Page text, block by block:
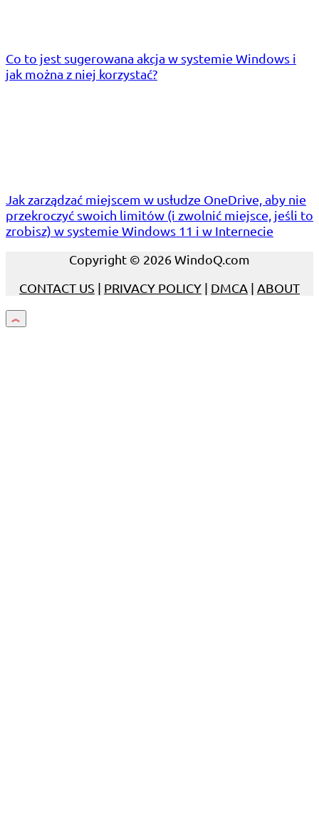
Co to jest sugerowana akcja w systemie Windows i
jak można z niej korzystać?
Jak zarządzać miejscem w usłudze OneDrive, aby nie
przekroczyć swoich limitów (i zwolnić miejsce, jeśli to
zrobisz) w systemie Windows 11 i w Internecie
Copyright © 2026 WindoQ.com
CONTACT US | PRIVACY POLICY | DMCA | ABOUT